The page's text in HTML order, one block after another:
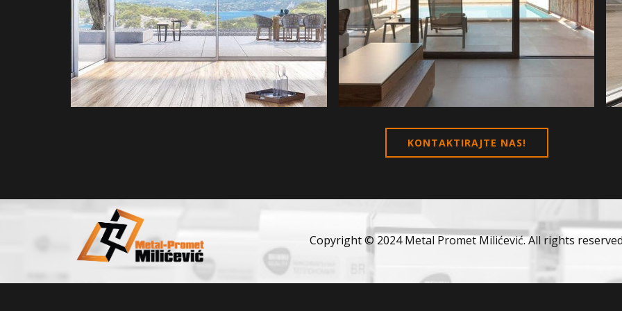
KONTAKTIRAJTE NAS!
Copyright © 2024 Metal Promet Milićević. All rights